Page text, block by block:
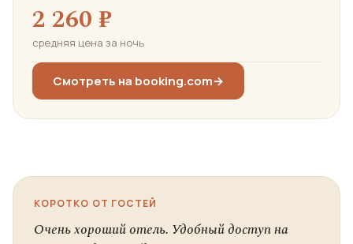
2 260 ₽
средняя цена за ночь
Смотреть на booking.com→
КОРОТКО ОТ ГОСТЕЙ
Очень хороший отель. Удобный доступ на